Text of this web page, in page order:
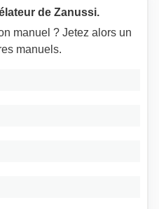
de Zanussi.
manuel ? Jetez alors un
manuels.